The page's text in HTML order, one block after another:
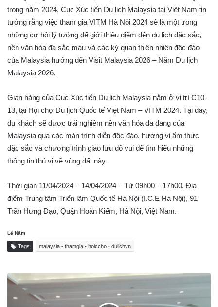
trong năm 2024, Cục Xúc tiến Du lịch Malaysia tại Việt Nam tin
tưởng rằng việc tham gia VITM Hà Nội 2024 sẽ là một trong
những cơ hội lý tưởng để giới thiệu điểm đến du lịch đặc sắc,
nền văn hóa đa sắc màu và các kỳ quan thiên nhiên độc đáo
của Malaysia hướng đến Visit Malaysia 2026 – Năm Du lịch
Malaysia 2026.
Gian hàng của Cục Xúc tiến Du lịch Malaysia nằm ở vị trí C10-
13, tại Hội chợ Du lịch Quốc tế Việt Nam – VITM 2024. Tại đây,
du khách sẽ được trải nghiệm nền văn hóa đa dạng của
Malaysia qua các màn trình diễn độc đáo, hương vị ẩm thực
đặc sắc và chương trình giao lưu đố vui để tìm hiểu những
thông tin thú vị về vùng đất này.
Thời gian 11/04/2024 – 14/04/2024 – Từ 09h00 – 17h00. Địa
điểm Trung tâm Triển lãm Quốc tế Hà Nội (I.C.E Hà Nội), 91
Trần Hưng Đạo, Quận Hoàn Kiếm, Hà Nội, Việt Nam.
Lê Năm
Tags malaysia - thamgia - hoiccho - dulichvn